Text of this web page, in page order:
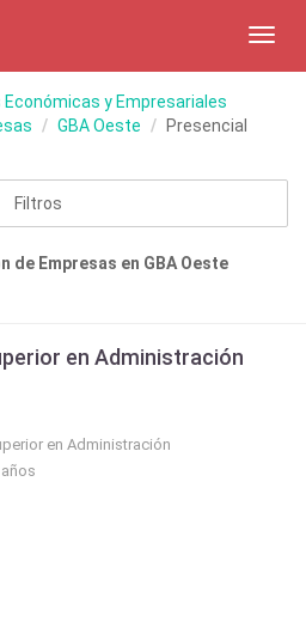
Económicas y Empresariales
GBA Oeste Presencial
Filtros
Empresas en GBA Oeste
en Administración
en Administración